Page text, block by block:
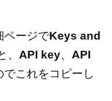
ページでKeys and
API key、 API
これをコピーし